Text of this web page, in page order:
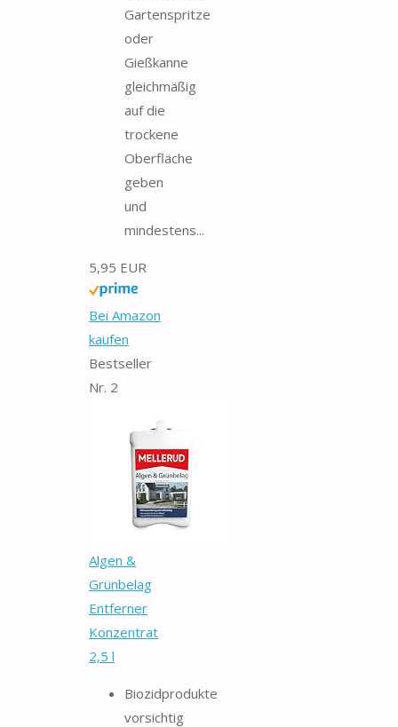
Gartenspritze
oder
Gießkanne
gleichmäßig
auf die
trockene
Oberfläche
geben
und
mindestens...
5,95 EUR
Bei Amazon
kaufen
Bestseller
Nr. 2
Algen &
Grünbelag
Entferner
Konzentrat
2,5 l
Biozidprodukte
vorsichtig